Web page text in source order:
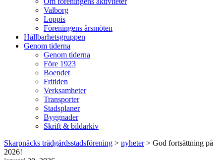
Valborg
Loppis
Föreningens årsmöten
Hållbarhetsgruppen
Genom tiderna
Genom tiderna
Före 1923
Boendet
Fritiden
Verksamheter
Transporter
Stadsplaner
Byggnader
Skrift & bildarkiv
Skarpnäcks trädgårdsstadsförening > nyheter> God fortsättning på
2026!